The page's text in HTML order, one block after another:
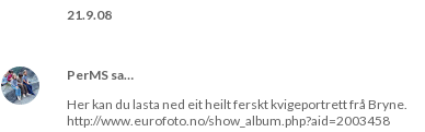
21.9.08
PerMS sa…
Her kan du lasta ned eit heilt ferskt kvigeportrett frå Bryne.
http://www.eurofoto.no/show_album.php?aid=2003458